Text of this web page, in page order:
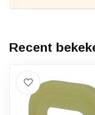
Recent